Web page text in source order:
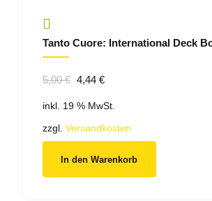
Tanto Cuore: International Deck
5,00€ Ursprünglicher
war:
5,00 €
4,44 €Aktueller
ist:
4,44 €.
inkl. 19 % MwSt.
zzgl. Versandkosten
In den Warenkorb